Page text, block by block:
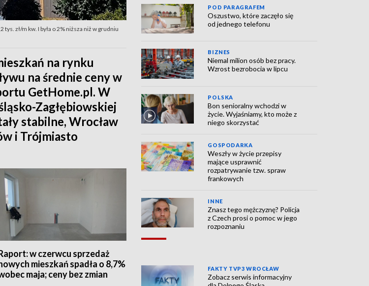
zł/m kw. I była o 2% niższa niż w grudniu
na rynku
na średnie ceny w
GetHome.pl. W
Zagłębiowskiej
stabilne, Wrocław
i Trójmiasto
w czerwcu sprzedaż
mieszkań spadła o 8,7%
maja; ceny bez zmian
POD PARAGRAFEM
Oszustwo, które zaczęło się
od jednego telefonu
BIZNES
Niemal milion osób bez pracy.
Wzrost bezrobocia w lipcu
POLSKA
Bon senioralny wchodzi w
życie. Wyjaśniamy, kto może z
niego skorzystać
GOSPODARKA
Weszły w życie przepisy
mające usprawnić
rozpatrywanie tzw. spraw
frankowych
INNE
Znasz tego mężczyznę? Policja
z Czech prosi o pomoc w jego
rozpoznaniu
FAKTY TVP3 WROCŁAW
Zobacz serwis informacyjny